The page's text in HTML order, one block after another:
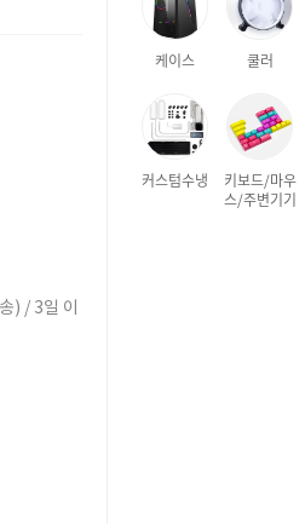
) / 3일 이
케이스 쿨러
커스텀수냉
키보드/마우
스/주변기기